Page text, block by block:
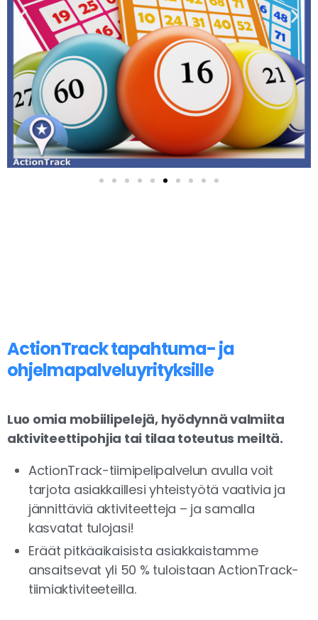
ActionTrack tapahtuma- ja
ohjelmapalveluyrityksille
Luo omia mobiilipelejä, hyödynnä valmiita
aktiviteettipohjia tai tilaa toteutus meiltä.
ActionTrack-tiimipelipalvelun avulla voit
tarjota asiakkaillesi yhteistyötä vaativia ja
jännittäviä aktiviteetteja – ja samalla
kasvatat tulojasi!
Eräät pitkäaikaisista asiakkaistamme
ansaitsevat yli 50 % tuloistaan ActionTrack-
tiimiaktiviteeteilla.